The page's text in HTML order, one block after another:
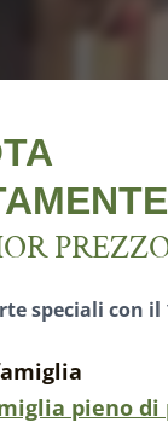
speciali con il
pieno di